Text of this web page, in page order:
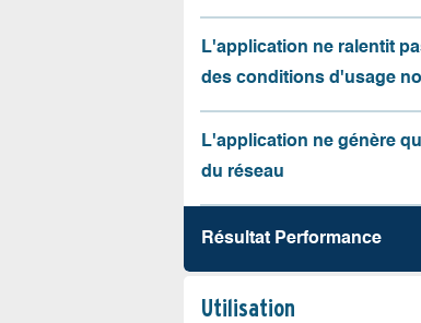
L'application ne ralentit
des conditions d'usage
L'application ne génère
du réseau
Résultat Performance
Utilisation